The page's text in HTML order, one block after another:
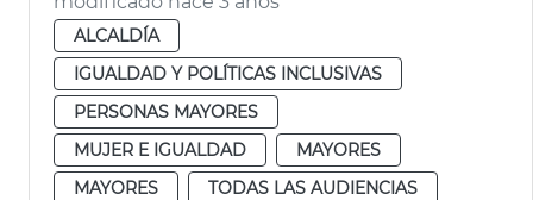
ALCALDÍA
IGUALDAD Y POLÍTICAS INCLUSIVAS
PERSONAS MAYORES
MUJER E IGUALDAD
MAYORES
MAYORES
TODAS LAS AUDIENCIAS